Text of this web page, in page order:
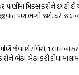
પાણીમાં મિક્સ કરીને છાંટી
પણ ભાગી જશે. ઘરે જ
જેવા શેર વિશે, 1 લાખના
બેઠા બેઠા કરી દીધા